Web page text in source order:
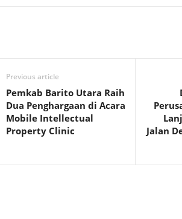
Previous article
Pemkab Barito Utara Raih
Dua Penghargaan di Acara
Mobile Intellectual
Property Clinic
Jalan